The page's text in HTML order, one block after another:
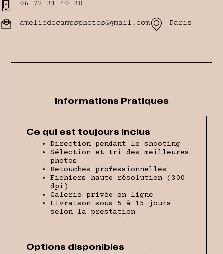
06 72 31 40 30
ameliedecampsphotos@gmail.com Paris
Informations Pratiques
Ce qui est toujours inclus
Direction pendant le shooting
Sélection et tri des meilleures
photos
Retouches professionnelles
Fichiers haute résolution (300
dpi)
Galerie privée en ligne
Livraison sous 5 à 15 jours
selon la prestation
Options disponibles